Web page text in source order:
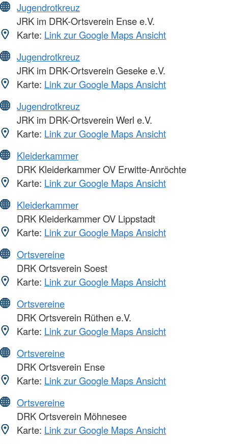
Jugendrotkreuz
JRK im DRK-Ortsverein Ense e.V.
Karte: Link zur Google Maps Ansicht
Jugendrotkreuz
JRK im DRK-Ortsverein Geseke e.V.
Karte: Link zur Google Maps Ansicht
Jugendrotkreuz
JRK im DRK-Ortsverein Werl e.V.
Karte: Link zur Google Maps Ansicht
Kleiderkammer
DRK Kleiderkammer OV Erwitte-Anröchte
Karte: Link zur Google Maps Ansicht
Kleiderkammer
DRK Kleiderkammer OV Lippstadt
Karte: Link zur Google Maps Ansicht
Ortsvereine
DRK Ortsverein Soest
Karte: Link zur Google Maps Ansicht
Ortsvereine
DRK Ortsverein Rüthen e.V.
Karte: Link zur Google Maps Ansicht
Ortsvereine
DRK Ortsverein Ense
Karte: Link zur Google Maps Ansicht
Ortsvereine
DRK Ortsverein Möhnesee
Karte: Link zur Google Maps Ansicht